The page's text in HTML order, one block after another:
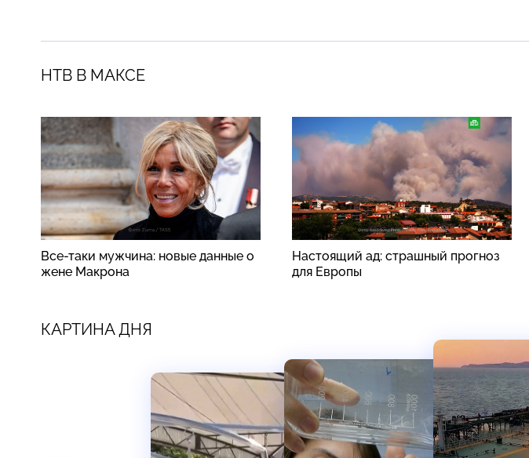
НТВ В МАКСЕ
Все-таки мужчина: новые данные о
жене Макрона
Настоящий ад: страшный прогноз
для Европы
КАРТИНА ДНЯ